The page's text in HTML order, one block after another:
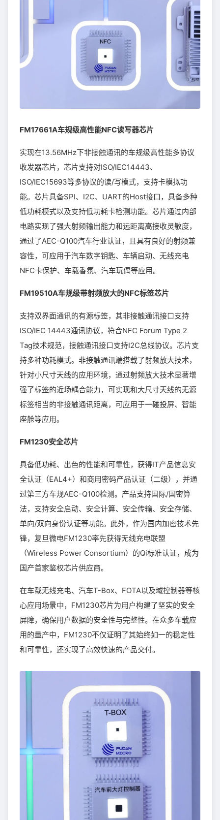
FM17661A车规级高性能NFC读写器芯片
实现在13.56MHz下非接触通讯的车规级高性能多协议
收发器芯片，芯片支持对ISO/IEC14443、
ISO/IEC15693等多协议的读/写模式，支持卡模拟功
能。芯片具备SPI、I2C、UART的Host接口，具备多种
低功耗模式以及支持低功耗卡检测功能。芯片通过内部
电路实现了强大射频输出能力和远距离高接收灵敏度，
通过了AEC-Q100汽车行业认证，且具有良好的射频兼
容性，可应用于汽车数字钥匙、车辆启动、无线充电
NFC卡保护、车载香氛、汽车玩偶等应用。
FM19510A车规级带射频放大的NFC标签芯片
支持双界面通讯的有源标签，其非接触通讯接口支持
ISO/IEC 14443通讯协议，符合NFC Forum Type 2
Tag技术规范，接触通讯接口支持I2C总线协议。芯片支
持多种功耗模式。非接触通讯端搭载了射频放大技术，
针对小尺寸天线的应用环境，通过射频放大技术显著增
强了标签的近场耦合能力，可实现和大尺寸天线的无源
标签相当的非接触通讯距离，可应用于一碰投屏、智能
座舱等应用。
FM1230安全芯片
具备低功耗、出色的性能和可靠性，获得IT产品信息安
全认证（EAL4+）和商用密码产品认证（二级），并通
过第三方车规AEC-Q100检测。产品支持国际/国密算
法，支持安全启动、安全计算、安全传输、安全存储、
单向/双向身份认证等功能。此外，作为国内加密技术先
锋，复旦微电FM1230率先获得无线充电联盟
（Wireless Power Consortium）的Qi标准认证，成为
国产首家鉴权芯片供应商。
在车载无线充电、汽车T-Box、FOTA以及域控制器等核
心应用场景中，FM1230芯片为用户构建了坚实的安全
屏障，确保用户数据的安全性与完整性。在众多车载应
用的量产中，FM1230不仅证明了其始终如一的稳定性
和可靠性，还实现了高效快速的产品交付。